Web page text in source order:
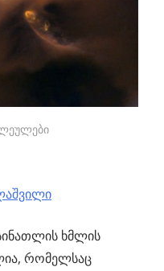
ხმლის
რომელსაც